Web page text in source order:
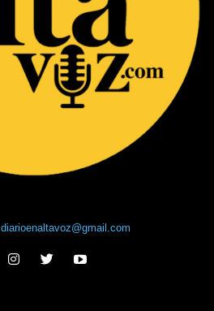
diarioenaltavoz@gmail.com